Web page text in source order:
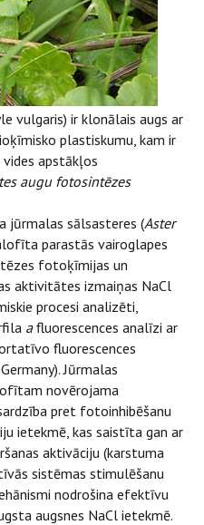
vulgaris) ir klonālais augs ar
plastiskumu, kam ir
apstākļos
augu fotosintēzes
jūrmalas sālsasteres (Aster
parastās vairoglapes
fotoķīmijas un
aktivitātes izmaiņas NaCl
procesi analizēti,
afluorescences analīzi ar
fluorescences
Jūrmalas
novērojama
pret fotoinhibēšanu
ietekmē, kas saistīta gan ar
aktivāciju (karstuma
sistēmas stimulēšanu
nodrošina efektīvu
augsnes NaCl ietekmē.